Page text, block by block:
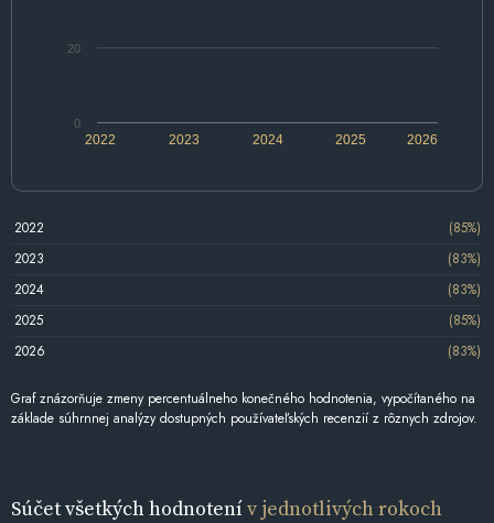
2022 2024 2026
2023 2025
0
20
2022
(85%)
2023
(83%)
2024
(83%)
2025
(85%)
2026
(83%)
Graf znázorňuje zmeny percentuálneho konečného hodnotenia, vypočítaného na
základe súhrnnej analýzy dostupných používateľských recenzií z rôznych zdrojov.
Súčet všetkých hodnotenív jednotlivých rokoch